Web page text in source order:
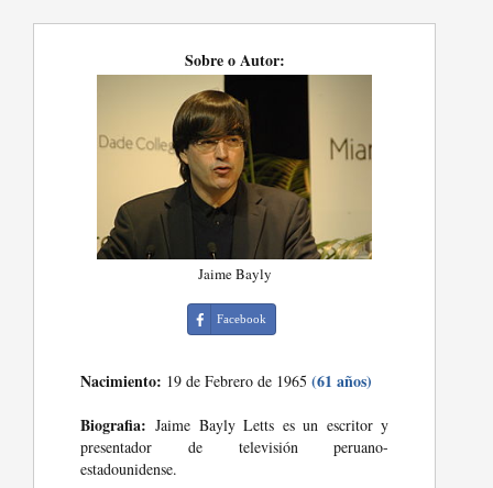
Sobre o Autor:
Jaime Bayly
Facebook
Nacimiento: 19 de Febrero de 1965(61 años)
Biografia: Jaime Bayly Letts es un escritor y
presentador de televisión peruano-
estadounidense.